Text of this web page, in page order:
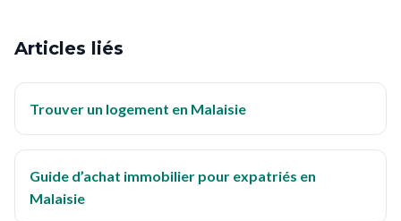
Articles liés
Trouver un logement en Malaisie
Guide d’achat immobilier pour expatriés en
Malaisie